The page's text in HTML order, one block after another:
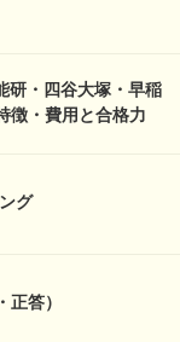
研・四谷大塚・早稲
徴・費用と合格力
グ
答）